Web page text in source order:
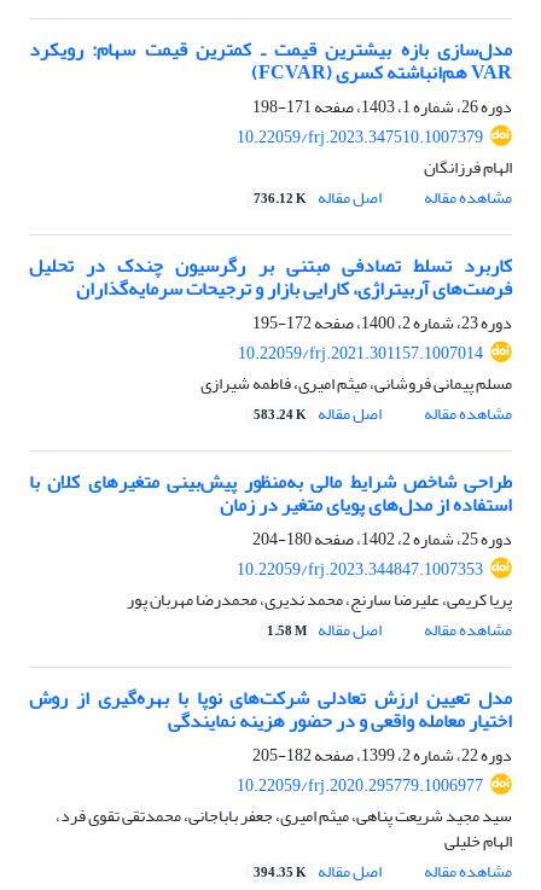
مدل‌سازی بازه بیشترین قیمت ـ کمترین قیمت سهام: رویکرد
VAR هم‌انباشته کسری (FCVAR)
دوره 26، شماره 1، 1403، صفحه
171-198
10.22059/frj.2023.347510.1007379
الهام فرزانگان
مشاهده مقاله
اصل مقاله 736.12 K
کاربرد تسلط تصادفی مبتنی بر رگرسیون چندک در تحلیل
فرصت‌های آربیتراژی، کارایی بازار و ترجیحات سرمایه‌گذاران
دوره 23، شماره 2، 1400، صفحه
172-195
10.22059/frj.2021.301157.1007014
مسلم پیمانی فروشانی، میثم امیری، فاطمه شیرازی
مشاهده مقاله
اصل مقاله 583.24 K
طراحی شاخص شرایط مالی به‌منظور پیش‌بینی متغیرهای کلان با
استفاده از مدل‌های پویای متغیر در زمان
دوره 25، شماره 2، 1402، صفحه
180-204
10.22059/frj.2023.344847.1007353
پریا کریمی، علیرضا سارنج، محمد ندیری، محمدرضا مهربان پور
مشاهده مقاله
اصل مقاله 1.58 M
مدل تعیین ارزش تعادلی شرکت‌های نوپا با بهره‌گیری از روش
اختیار معامله واقعی و در حضور هزینه نمایندگی
دوره 22، شماره 2، 1399، صفحه
182-205
10.22059/frj.2020.295779.1006977
سید مجید شریعت پناهی، میثم امیری، جعفر باباجانی، محمدتقی تقوی فرد،
الهام خلیلی
مشاهده مقاله
اصل مقاله 394.35 K